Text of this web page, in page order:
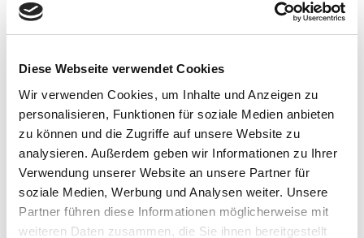
Diese Webseite verwendet Cookies
Wir verwenden Cookies, um Inhalte und Anzeigen zu
personalisieren, Funktionen für soziale Medien anbieten
zu können und die Zugriffe auf unsere Website zu
analysieren. Außerdem geben wir Informationen zu Ihrer
Verwendung unserer Website an unsere Partner für
soziale Medien, Werbung und Analysen weiter. Unsere
Partner führen diese Informationen möglicherweise mit
weiteren Daten zusammen, die Sie ihnen bereitgestellt
Sinus pilonidalis
Sklerosierung
Sonographie
Sonographie
Splenektomie
Sputum
Stenose